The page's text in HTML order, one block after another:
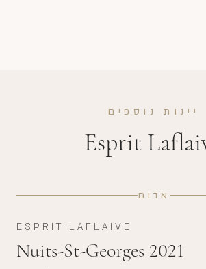
יינות נוספים
Esprit
אדום
ESPRIT LAFLAIVE
Nuits-St-Georges 2021